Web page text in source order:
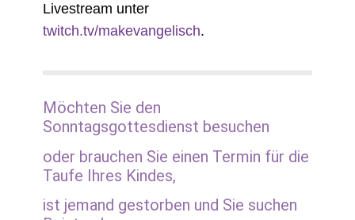
Livestream unter
twitch.tv/makevangelisch.
Möchten Sie den
Sonntagsgottesdienst besuchen
oder brauchen Sie einen Termin für die
Taufe Ihres Kindes,
ist jemand gestorben und Sie suchen